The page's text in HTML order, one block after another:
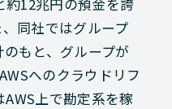
同社ではグループ
もと、グループが
へのクラウドリフ
上で勘定系を稼